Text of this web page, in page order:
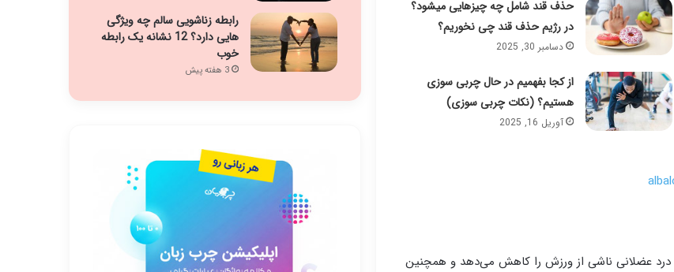
حذف قند شامل چه چیزهایی میشود؟
در رژیم حذف قند چی نخوریم؟
دسامبر 30, 2025
از کجا بفهمیم در حال چربی سوزی
هستیم؟ (نکات چربی سوزی)
آوریل 16, 2025
درد عضلانی ناشی از ورزش را کاهش می‌دهد و همچنین
رابطه زناشویی سالم چه ویژگی
هایی دارد؟ 12 نشانه یک رابطه
خوب
3 هفته پیش